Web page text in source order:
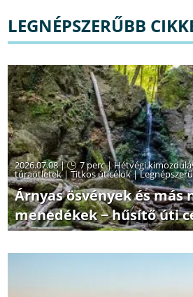
LEGNÉPSZERŰBB
2026.07.08 | 7 perc|Hétvégi
túraötletek|Titkos úticélok|
Árnyas ösvények és más
menedékek − hűsítő úti